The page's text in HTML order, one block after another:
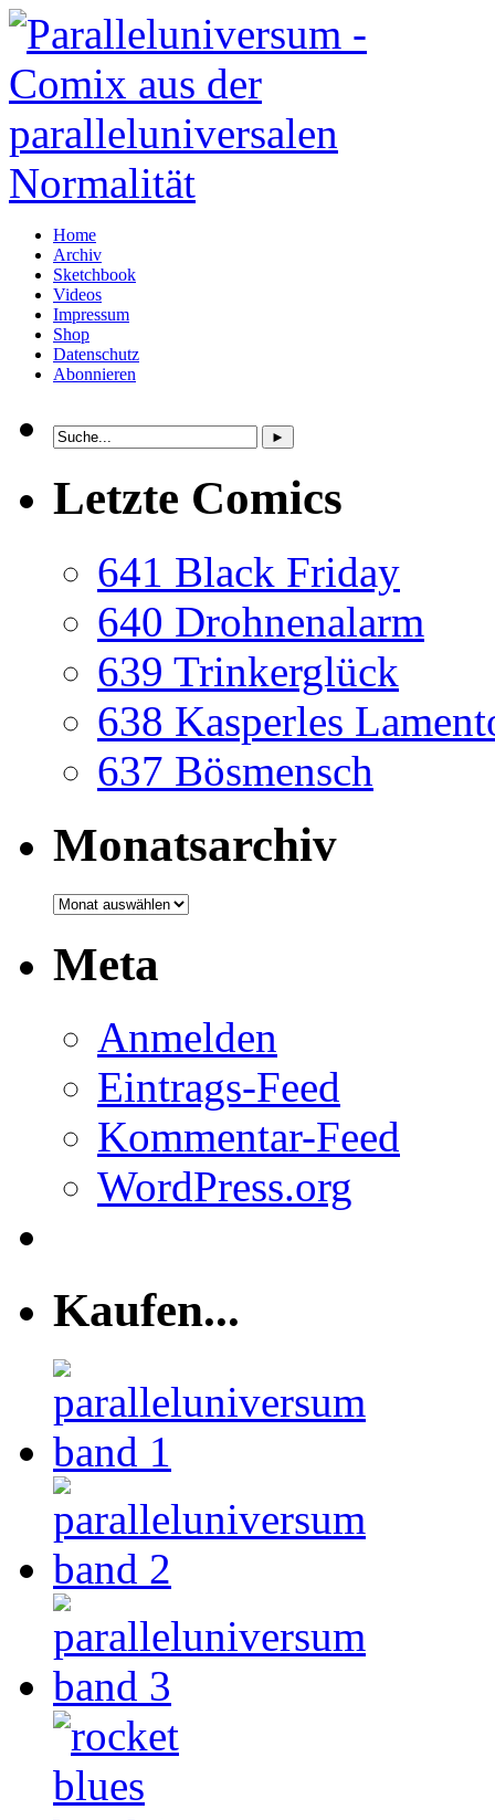
Home
Archiv
Sketchbook
Videos
Impressum
Shop
Datenschutz
Abonnieren
Letzte Comics
641 Black Friday
640 Drohnenalarm
639 Trinkerglück
638 Kasperles
637 Bösmensch
Monatsarchiv
Monatsarchiv
Meta
Anmelden
Eintrags-Feed
Kommentar-Feed
WordPress.org
Kaufen...